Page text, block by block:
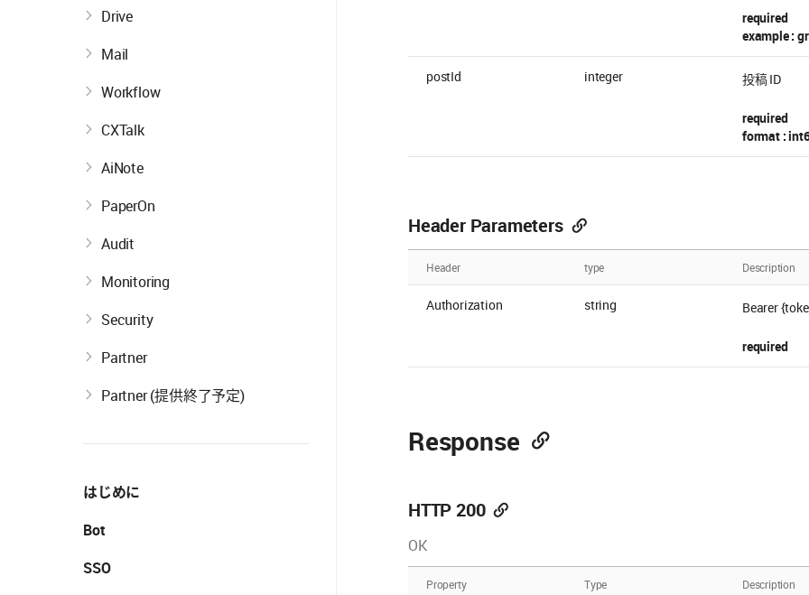
Drive
Mail
Workflow
CXTalk
AiNote
PaperOn
Audit
Monitoring
Security
Partner
Partner (提供終了予定)
はじめに
Bot
SSO
required
example :
postId integer 投稿 ID
required
format :
Header Parameters
Header type Description
Authorization string Bearer
required
Response
HTTP 200
OK
Property Type Description